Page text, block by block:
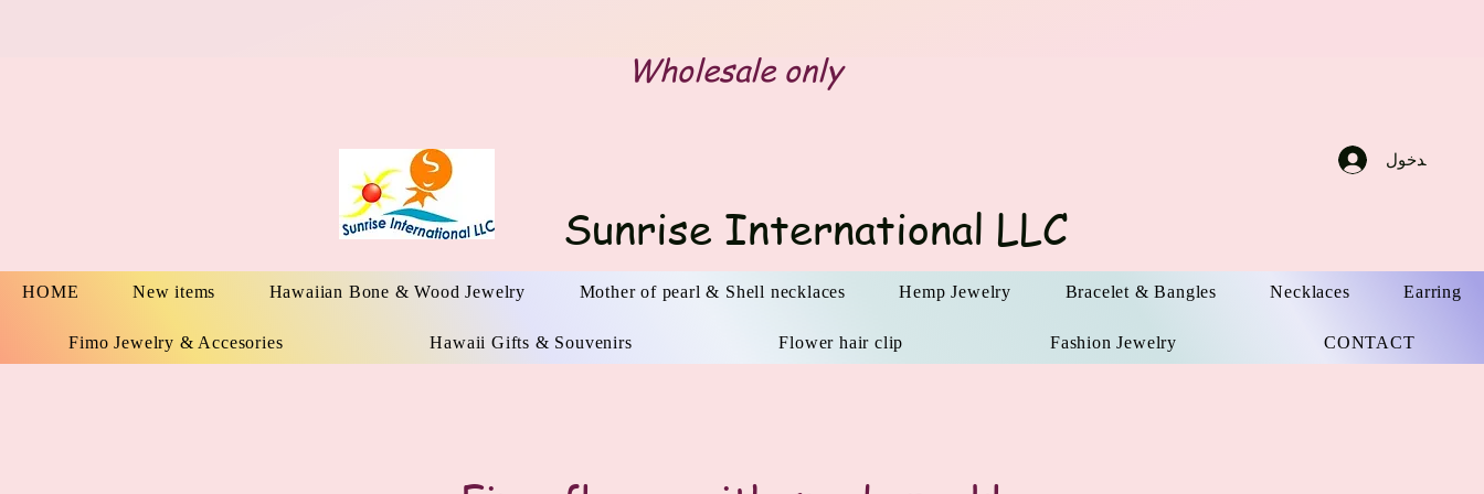
الدخول
Wholesale only
Sunrise International LLC
HOME New items Hawaiian Bone & Wood Jewelry Mother of pearl & Shell necklaces Hemp Jewelry Bracelet & Bangles Necklaces Earring
Fimo Jewelry & Accesories Hawaii Gifts & Souvenirs Flower hair clip Fashion Jewelry CONTACT